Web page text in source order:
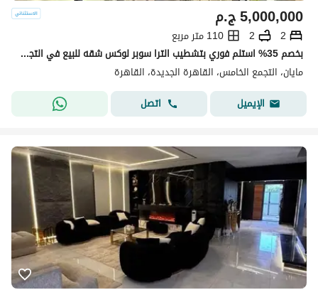
ج.م5,000,000
2
2
110 متر مربع
بخصم 35% استلم فوري بتشطيب الترا سوبر لوكس شقه للبيع في التجمع الخامس كمبوند مايان Mayan new cairo امام الرحاب بجوار كريك تاون والمطار دقائق من AUC
مايان، التجمع الخامس، القاهرة الجديدة، القاهرة
الإيميل
اتصل